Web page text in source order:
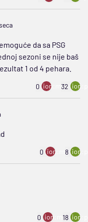
da sa PSG
sezoni se nije baš
1 od 4 pehara.
0 ion:minus
32
0 ion:minus
8
0 ion:minus
18